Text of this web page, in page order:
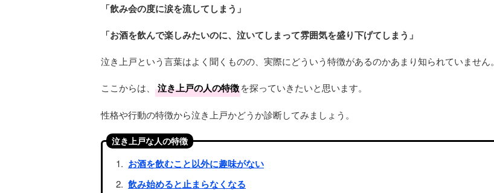
「飲み会の度に涙を流してしまう」
「お酒を飲んで楽しみたいのに、泣いてしまって雰囲気を盛り下げてしまう」
泣き上戸という言葉はよく聞くものの、実際にどういう特徴があるのかあまり知られていません。
ここからは、 泣き上戸の人の特徴を探っていきたいと思います。
性格や行動の特徴から泣き上戸かどうか診断してみましょう。
泣き上戸な人の特徴
お酒を飲むこと以外に趣味がない
飲み始めると止まらなくなる